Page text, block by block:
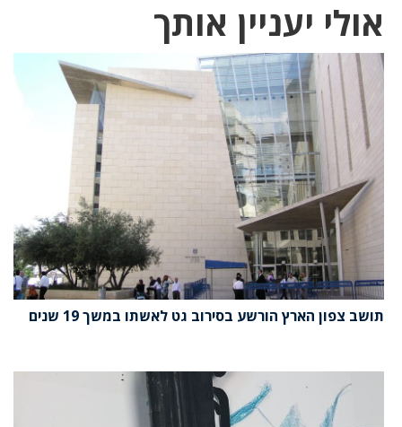
אולי יעניין אותך
תושב צפון הארץ הורשע בסירוב גט לאשתו במשך 19 שנים